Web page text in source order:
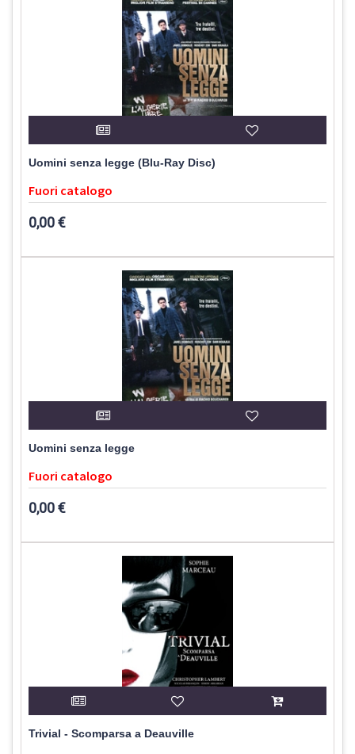
Uomini senza legge (Blu-Ray Disc)
Fuori catalogo
0,00 €
Uomini senza legge
Fuori catalogo
0,00 €
Trivial - Scomparsa a Deauville